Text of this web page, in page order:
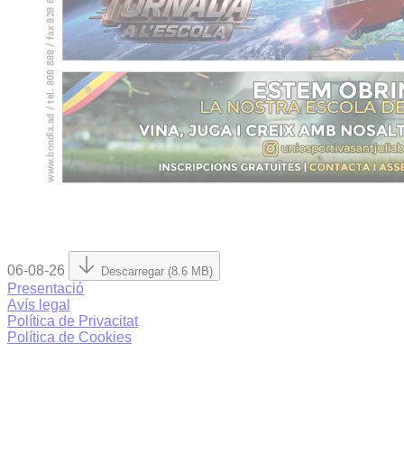
06-08-26 Descarregar (8.6 MB)
Presentació
Avís legal
Política de Privacitat
Política de Cookies